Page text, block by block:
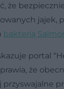
że
jajek,
bakterią
portal
że